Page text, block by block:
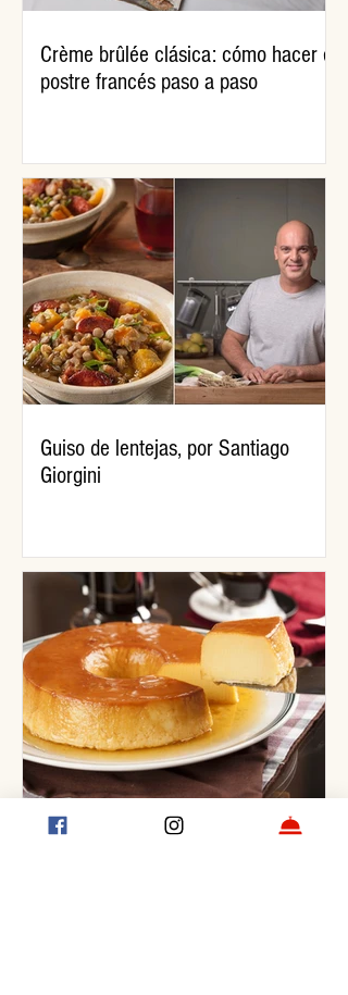
Crème brûlée clásica: cómo hacer el
postre francés paso a paso
Guiso de lentejas, por Santiago
Giorgini
Así se hace un flan casero tradicional